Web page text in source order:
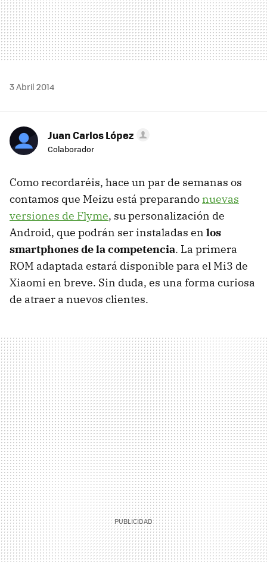
3 Abril 2014
Juan Carlos López
Colaborador
Como recordaréis, hace un par de semanas os
contamos que Meizu está preparando nuevas
versiones de Flyme, su personalización de
Android, que podrán ser instaladas en los
smartphones de la competencia. La primera
ROM adaptada estará disponible para el Mi3 de
Xiaomi en breve. Sin duda, es una forma curiosa
de atraer a nuevos clientes.